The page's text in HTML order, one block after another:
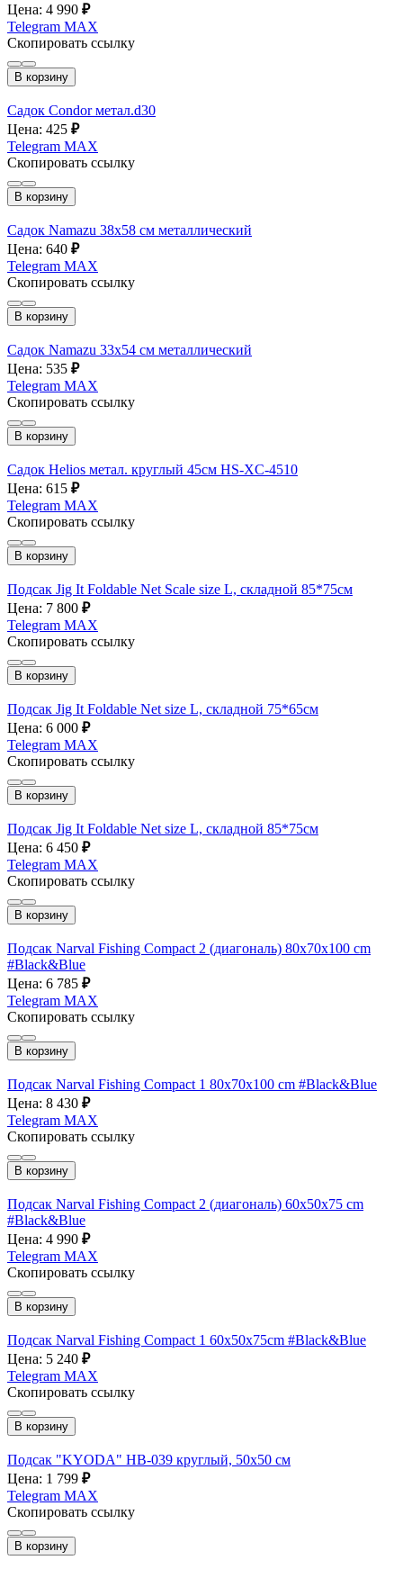
Цена: 4 990 ₽
Telegram MAX
Скопировать ссылку
В корзину
Садок Condor метал.d30
Цена: 425 ₽
Telegram MAX
Скопировать ссылку
В корзину
Садок Namazu 38х58 см металлический
Цена: 640 ₽
Telegram MAX
Скопировать ссылку
В корзину
Садок Namazu 33х54 см металлический
Цена: 535 ₽
Telegram MAX
Скопировать ссылку
В корзину
Садок Helios метал. круглый 45см HS-XC-4510
Цена: 615 ₽
Telegram MAX
Скопировать ссылку
В корзину
Подсак Jig It Foldable Net Scale size L, складной 85*75см
Цена: 7 800 ₽
Telegram MAX
Скопировать ссылку
В корзину
Подсак Jig It Foldable Net size L, складной 75*65см
Цена: 6 000 ₽
Telegram MAX
Скопировать ссылку
В корзину
Подсак Jig It Foldable Net size L, складной 85*75см
Цена: 6 450 ₽
Telegram MAX
Скопировать ссылку
В корзину
Подсак Narval Fishing Compact 2 (диагональ) 80x70x100 cm
#Black&Blue
Цена: 6 785 ₽
Telegram MAX
Скопировать ссылку
В корзину
Подсак Narval Fishing Compact 1 80x70x100 cm #Black&Blue
Цена: 8 430 ₽
Telegram MAX
Скопировать ссылку
В корзину
Подсак Narval Fishing Compact 2 (диагональ) 60x50x75 cm
#Black&Blue
Цена: 4 990 ₽
Telegram MAX
Скопировать ссылку
В корзину
Подсак Narval Fishing Compact 1 60x50x75cm #Black&Blue
Цена: 5 240 ₽
Telegram MAX
Скопировать ссылку
В корзину
Подсак "KYODA" HB-039 круглый, 50х50 см
Цена: 1 799 ₽
Telegram MAX
Скопировать ссылку
В корзину